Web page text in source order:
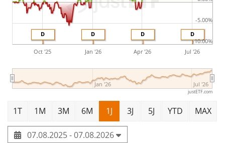
D
D
D
D
Oct '25 Jan '26 Apr '26 Jul '26
Jan '26 Jul '26
-10.00%
-5.00%
justETF.com
1T 1M 3M 6M 1J 3J 5J YTD MAX
07.08.2025 - 07.08.2026